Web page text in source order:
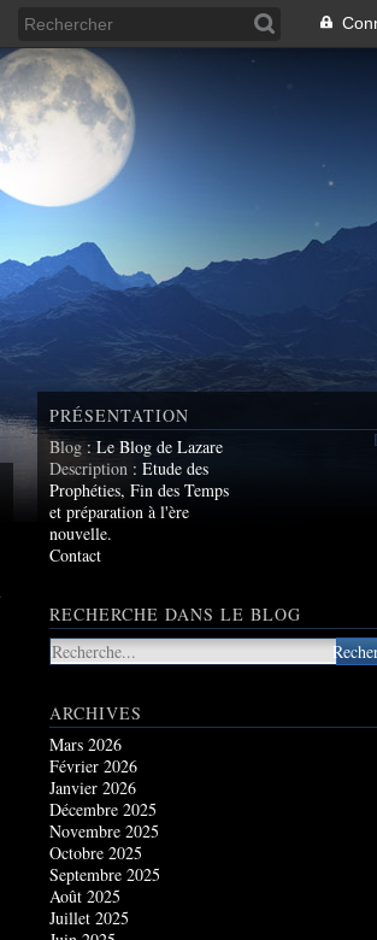
PRÉSENTATION
Blog : Le Blog de Lazare
Description : Etude des
Prophéties, Fin des Temps
et préparation à l'ère
nouvelle.
Contact
RECHERCHE DANS LE BLOG
ARCHIVES
Mars 2026
Février 2026
Janvier 2026
Décembre 2025
Novembre 2025
Octobre 2025
Septembre 2025
Août 2025
Juillet 2025